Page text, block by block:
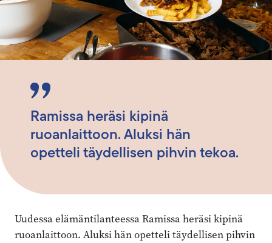
Ramissa heräsi kipinä
ruoanlaittoon. Aluksi hän
opetteli täydellisen pihvin tekoa.
Uudessa elämäntilanteessa Ramissa heräsi kipinä
ruoanlaittoon. Aluksi hän opetteli täydellisen pihvin